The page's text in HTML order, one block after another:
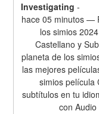
Investigating -
hace 05 minutos —
los simios
Castellano y
planeta de los
las mejores
simios película
subtítulos en tu
con